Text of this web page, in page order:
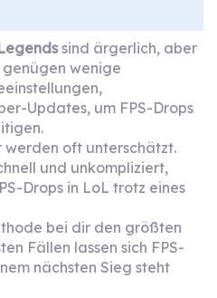
sind ärgerlich, aber
wenige
Updates, um FPS-Drops
oft unterschätzt.
und unkompliziert,
Drops in LoL trotz eines
bei dir den größten
Fällen lassen sich FPS-
nächsten Sieg steht